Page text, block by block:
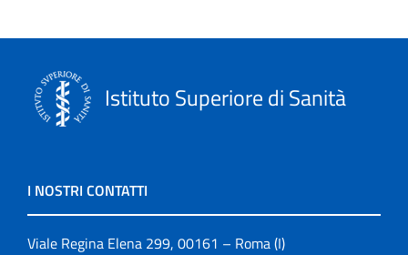
Istituto Superiore di Sanità
I NOSTRI CONTATTI
Viale Regina Elena 299, 00161 – Roma (I)